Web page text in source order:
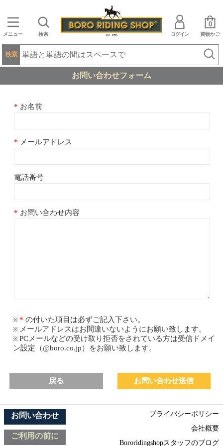
メニュー 検索 ログイン 買物かご
0
検索
お問い合わせフォーム
お名前
メールアドレス
電話番号
お問い合わせ内容
の付いた項目は必ずご記入下さい。
メールアドレスはお間違いないようにお願い致します。
PCメールなどの受け取り拒否をされている方は受信ドメイ
ン設定（@boro.co.jp）をお願い致します。
戻る
お問い合わせ
ご利用の前に
プライバシーポリシー
会社概要
Bororidingshopスタッフのブログ